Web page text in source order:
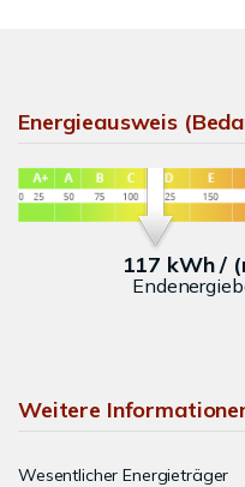
Energieausweis
117 kWh /
Weitere
Wesentlicher Energieträger